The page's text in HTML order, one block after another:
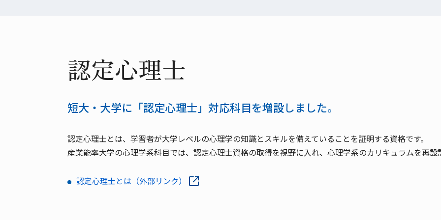
認定心理士
短大・大学に「認定心理士」対応科目を増設しました。
認定心理士とは、学習者が大学レベルの心理学の知識とスキルを備えていることを証明する資格です。
産業能率大学の心理学系科目では、認定心理士資格の取得を視野に入れ、心理学系のカリキュラムを再設
認定心理士とは（外部リンク）